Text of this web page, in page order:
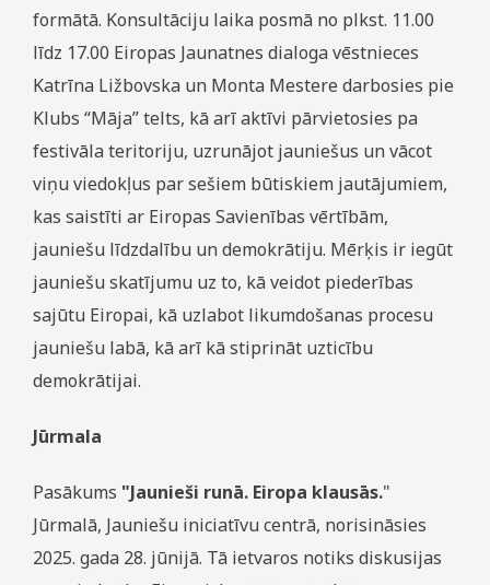
formātā. Konsultāciju laika posmā no plkst. 11.00
līdz 17.00 Eiropas Jaunatnes dialoga vēstnieces
Katrīna Ližbovska un Monta Mestere darbosies pie
Klubs “Māja” telts, kā arī aktīvi pārvietosies pa
festivāla teritoriju, uzrunājot jauniešus un vācot
viņu viedokļus par sešiem būtiskiem jautājumiem,
kas saistīti ar Eiropas Savienības vērtībām,
jauniešu līdzdalību un demokrātiju. Mērķis ir iegūt
jauniešu skatījumu uz to, kā veidot piederības
sajūtu Eiropai, kā uzlabot likumdošanas procesu
jauniešu labā, kā arī kā stiprināt uzticību
demokrātijai.
Jūrmala
Pasākums "Jaunieši runā. Eiropa klausās."
Jūrmalā, Jauniešu iniciatīvu centrā, norisināsies
2025. gada 28. jūnijā. Tā ietvaros notiks diskusijas